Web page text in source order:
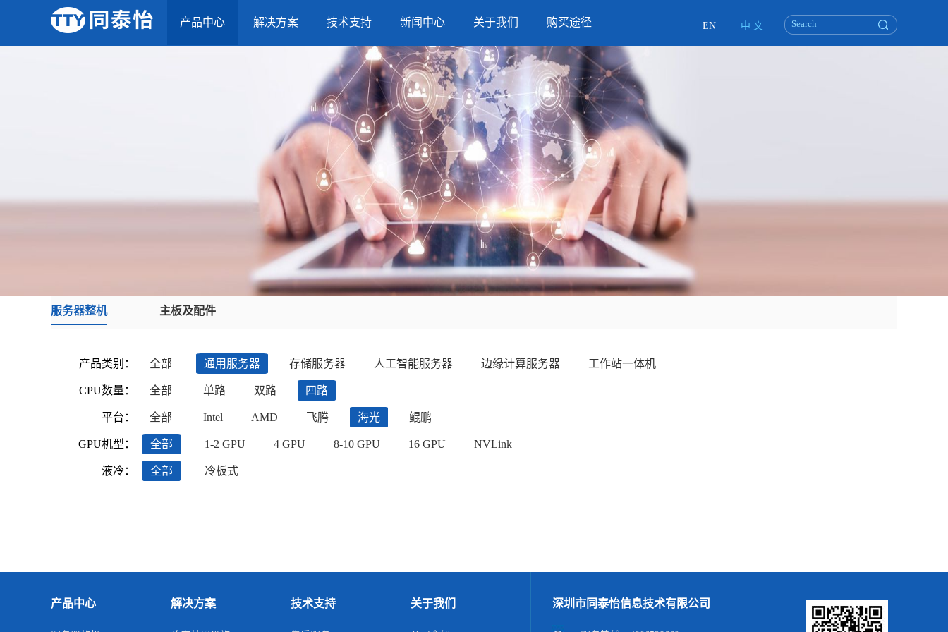
EN 中 文
产品中心 解决方案 技术支持 新闻中心 关于我们 购买途径
服务器整机 主板及配件
产品类别：
CPU数量：
平台：
GPU机型：
液冷：
全部 通用服务器 存储服务器 人工智能服务器 边缘计算服务器 工作站一体机
全部 单路 双路 四路
全部 Intel AMD 飞腾 海光 鲲鹏
全部 1-2 GPU 4 GPU 8-10 GPU 16 GPU NVLink
全部 冷板式
产品中心 解决方案 技术支持 关于我们 深圳市同泰怡信息技术有限公司